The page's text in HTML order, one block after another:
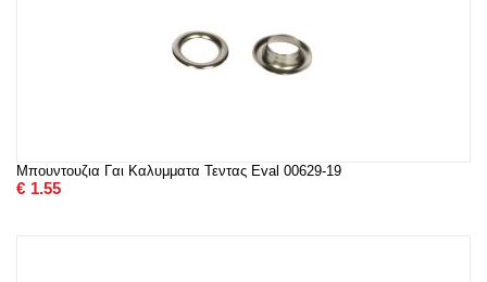
Μπουντουζια Γαι Καλυμματα Τεντας Eval 00629-19
€ 1.55